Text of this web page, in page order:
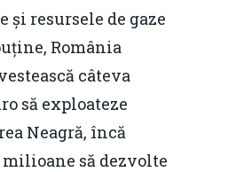
și resursele de gaze
România
câteva
să exploateze
Neagră, încă
milioane să dezvolte